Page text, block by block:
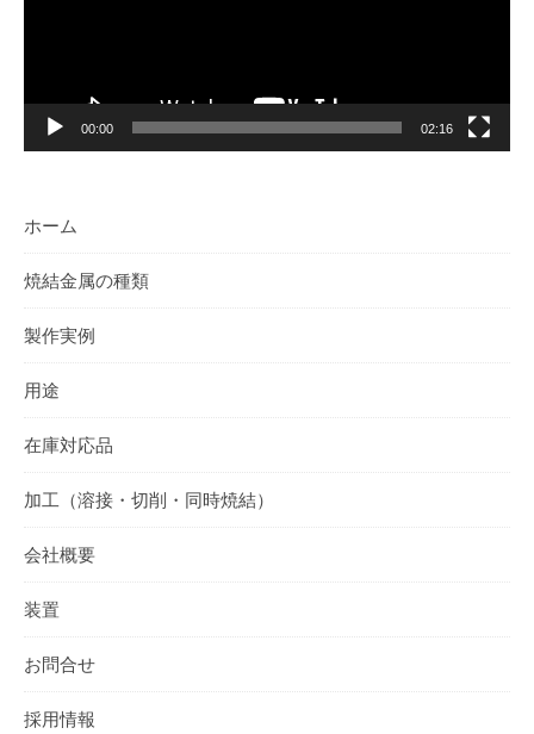
00:00 02:16
ホーム
焼結金属の種類
製作実例
用途
在庫対応品
加工（溶接・切削・同時焼結）
会社概要
装置
お問合せ
採用情報